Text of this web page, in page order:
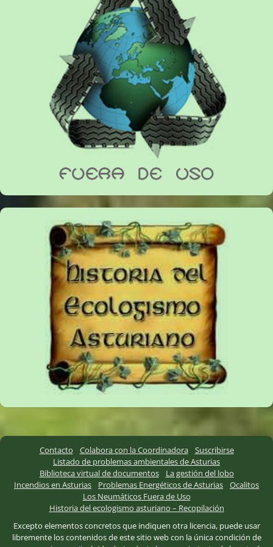
Contacto Colabora con la Coordinadora
Suscribirse
Listado de problemas ambientales de Asturias
Biblioteca virtual de documentos
La gestión del lobo
Incendios en Asturias
Problemas Energéticos de Asturias
Ocalitos
Los Neumáticos Fuera de Uso
Historia del ecologismo asturiano – Recopilación
Excepto elementos concretos que indiquen otra licencia, puede usar
libremente los contenidos de este sitio web con la única condición de